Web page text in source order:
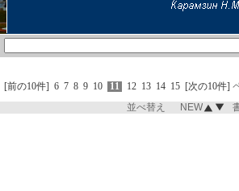
[前の10件] 6 7 8 9 10 11 12 13 14 15 [次の10件]
並べ替え NEW